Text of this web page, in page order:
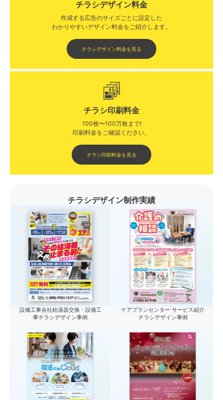
チラシデザイン料金
作成する広告のサイズごとに設定した
わかりやすいデザイン料金をご紹介します。​​
チラシデザイン料金を見る
チラシ印刷料金
100枚〜100万枚まで!
印刷料金をご確認ください。​
チラシ印刷料金を見る
チラシデザイン制作実績
設備工事会社給湯器交換・設備工
事チラシデザイン事例
ケアプランセンター サービス紹介
チラシデザイン事例